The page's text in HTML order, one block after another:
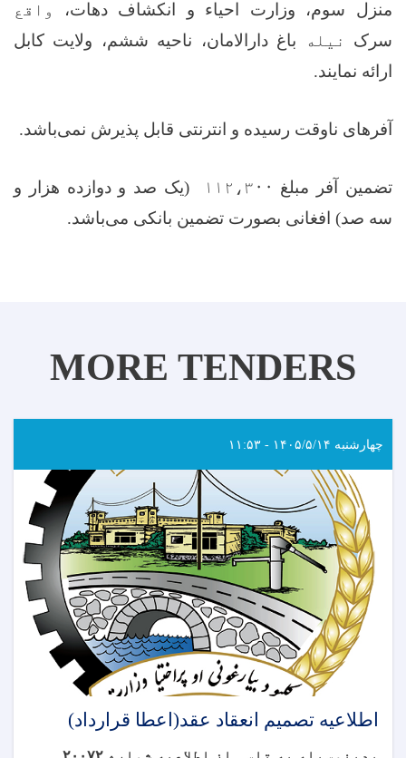
منزل سوم، وزارت احیاء و انکشاف دهات،
واقع
سرک
نیله
باغ دارالامان، ناحیه ششم، ولایت کابل
ارائه نمایند.
آفرهای ناوقت رسیده و انترنتی قابل پذیرش نمی‌باشد.
تضمین آفر مبلغ
(یک صد و دوازده هزار و
سه صد) افغانی بصورت تضمین بانکی می‌باشد.
MORE TENDERS
چهارشنبه ۱۴۰۵/۵/۱۴ - ۱۱:۵۳
اطلاعیه تصمیم انعقاد عقد(اعطا قرارداد)